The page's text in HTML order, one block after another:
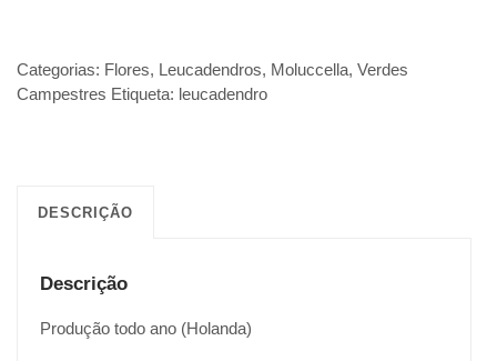
Categorias: Flores, Leucadendros, Moluccella, Verdes
Campestres Etiqueta: leucadendro
DESCRIÇÃO
Descrição
Produção todo ano (Holanda)